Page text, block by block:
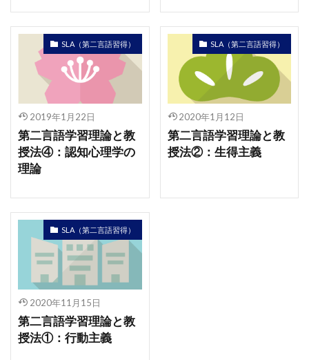
SLA（第二言語習得）
2019年1月22日
第二言語学習理論と教
授法④：認知心理学の
理論
SLA（第二言語習得）
2020年1月12日
第二言語学習理論と教
授法②：生得主義
SLA（第二言語習得）
2020年11月15日
第二言語学習理論と教
授法①：行動主義